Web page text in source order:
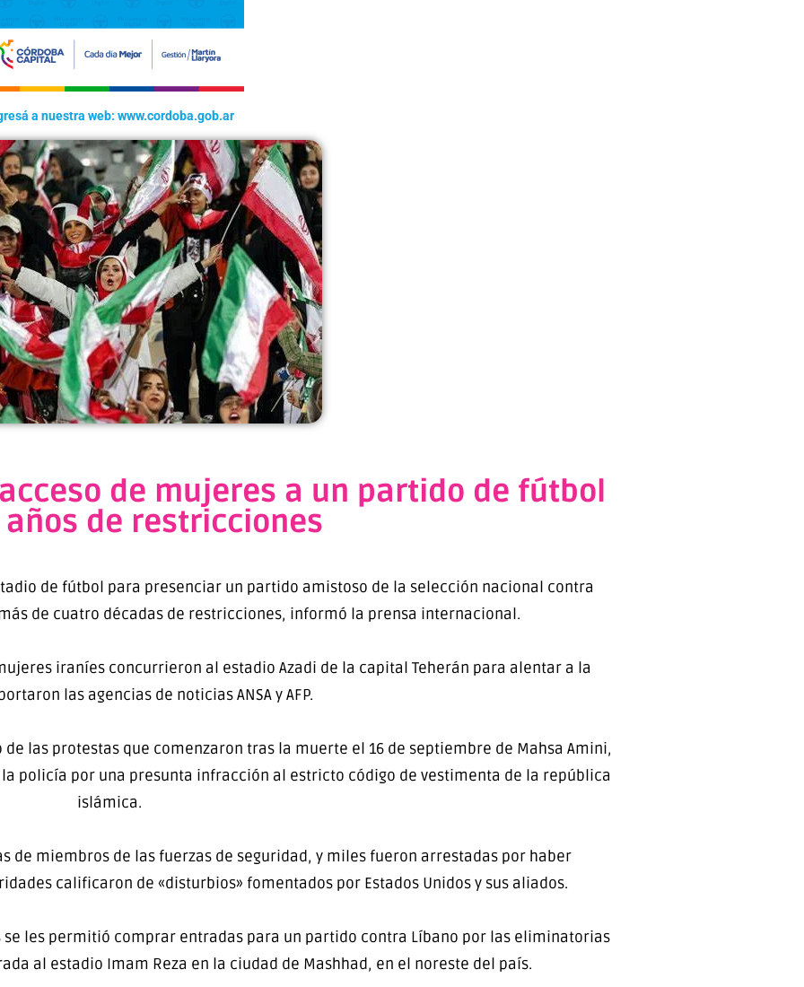
a nuestra web: www.cordoba.gob.ar
de mujeres a un partido de fútbol
de restricciones
de fútbol para presenciar un partido amistoso de la selección nacional contra
de cuatro décadas de restricciones, informó la prensa internacional.
iraníes concurrieron al estadio Azadi de la capital Teherán para alentar a la
las agencias de noticias ANSA y AFP.
las protestas que comenzaron tras la muerte el 16 de septiembre de Mahsa Amini,
policía por una presunta infracción al estricto código de vestimenta de la república
islámica.
de miembros de las fuerzas de seguridad, y miles fueron arrestadas por haber
calificaron de «disturbios» fomentados por Estados Unidos y sus aliados.
se les permitió comprar entradas para un partido contra Líbano por las eliminatorias
al estadio Imam Reza en la ciudad de Mashhad, en el noreste del país.